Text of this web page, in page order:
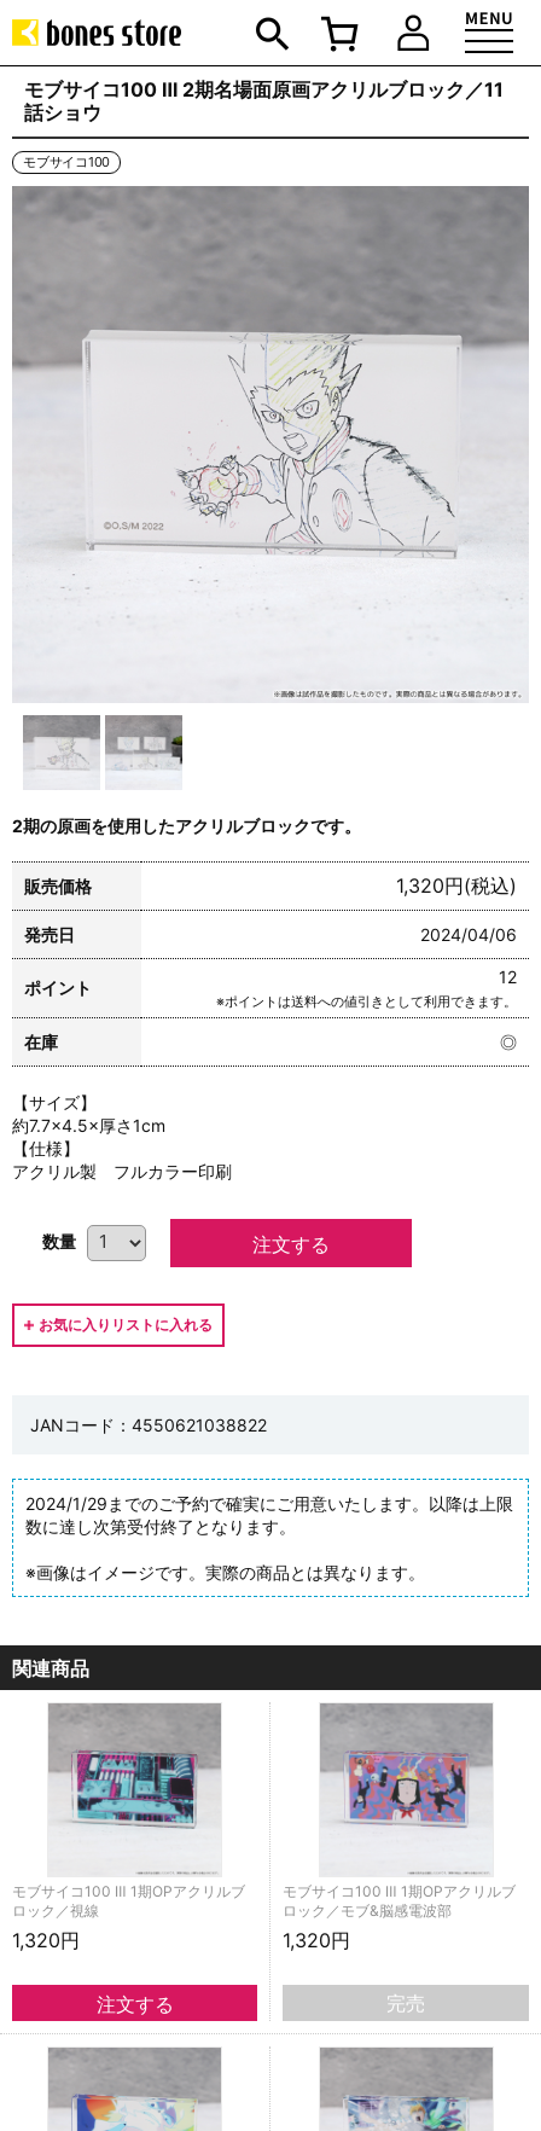
モブサイコ100 Ⅲ 2期名場面原画アクリルブロック／11
話ショウ
モブサイコ100
2期の原画を使用したアクリルブロックです。
販売価格 1,320円(税込)
発売日 2024/04/06
ポイント
12
※ポイントは送料への値引きとして利用できます。
在庫 ◎
【サイズ】
約7.7×4.5×厚さ1cm
【仕様】
アクリル製 フルカラー印刷
数量
JANコード：4550621038822
2024/1/29までのご予約で確実にご用意いたします。以降は上限
数に達し次第受付終了となります。
※画像はイメージです。実際の商品とは異なります。
関連商品
モブサイコ100 Ⅲ 1期OPアクリルブ
ロック／視線
1,320円
モブサイコ100 Ⅲ 1期OPアクリルブ
ロック／モブ&脳感電波部
1,320円
完売